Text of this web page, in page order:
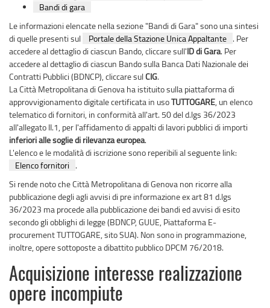
Bandi di gara
Le informazioni elencate nella sezione "Bandi di Gara" sono una sintesi
di quelle presenti sul
Portale della Stazione Unica Appaltante . Per
accedere al dettaglio di ciascun Bando, cliccare sull'ID di Gara. Per
accedere al dettaglio di ciascun Bando sulla Banca Dati Nazionale dei
Contratti Pubblici (BDNCP), cliccare sulCIG.
La Città Metropolitana di Genova ha istituito sulla piattaforma di
approvvigionamento digitale certificata in usoTUTTOGARE , un elenco
telematico di fornitori, in conformità all'art. 50 del d.lgs 36/2023
all'allegato II.1, per l'affidamento di appalti di lavori pubblici di importi
inferiori alle soglie di rilevanza europea.
L'elenco e le modalità di iscrizione sono reperibili al seguente link:
Elenco fornitori
.
Si rende noto che Città Metropolitana di Genova non ricorre alla
pubblicazione degli agli avvisi di pre informazione ex art 81 d.lgs
36/2023 ma procede alla pubblicazione dei bandi ed avvisi di esito
secondo gli obblighi di legge (BDNCP, GUUE, Piattaforma E-
procurement TUTTOGARE, sito SUA). Non sono in programmazione,
inoltre, opere sottoposte a dibattito pubblico DPCM 76/2018.
Acquisizione interesse realizzazione
opere incompiute